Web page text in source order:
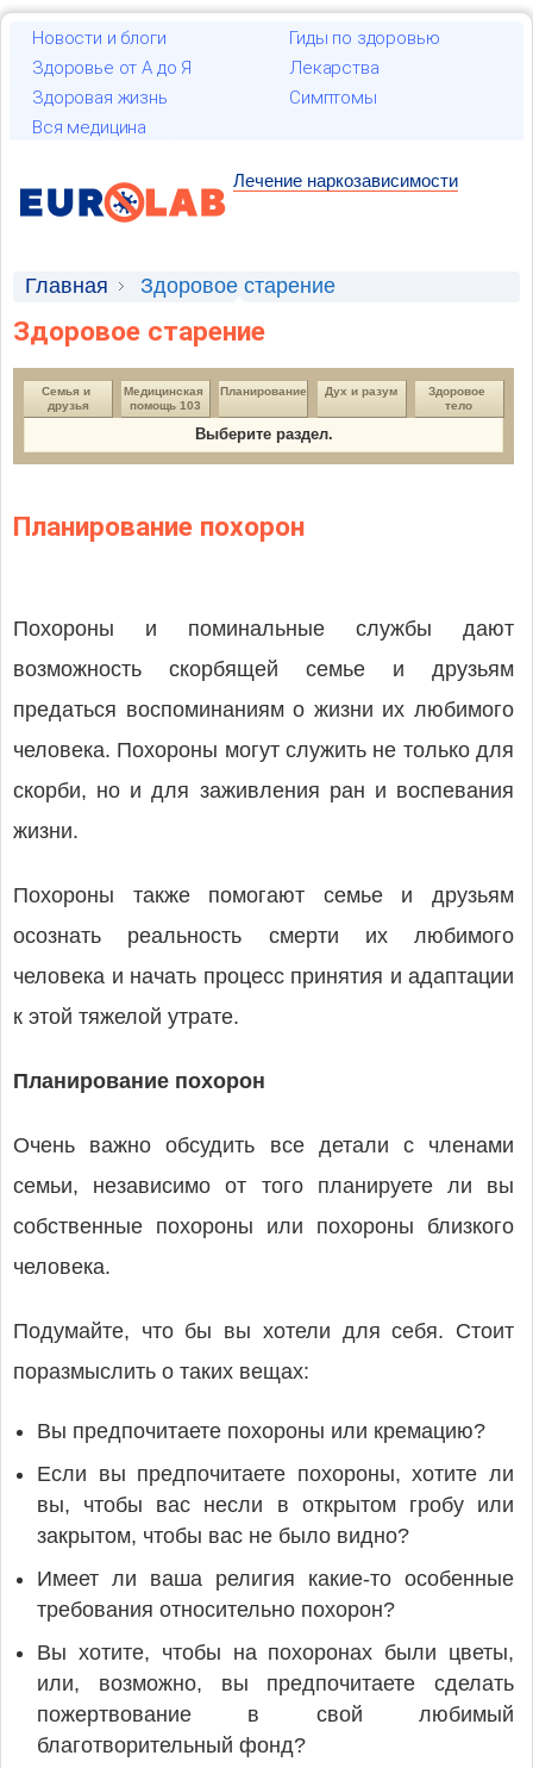
Новости и блоги
Гиды по здоровью
Здоровье от А до Я
Лекарства
Здоровая жизнь
Симптомы
Вся медицина
Лечение наркозависимости
Главная Здоровое старение
Здоровое старение
Семья и
друзья
Медицинская
помощь 103
Планирование Дух и разум
Здоровое
тело
Выберите раздел.
Планирование похорон
Похороны и поминальные службы дают
возможность скорбящей семье и друзьям
предаться воспоминаниям о жизни их любимого
человека. Похороны могут служить не только для
скорби, но и для заживления ран и воспевания
жизни.
Похороны также помогают семье и друзьям
осознать реальность смерти их любимого
человека и начать процесс принятия и адаптации
к этой тяжелой утрате.
Планирование похорон
Очень важно обсудить все детали с членами
семьи, независимо от того планируете ли вы
собственные похороны или похороны близкого
человека.
Подумайте, что бы вы хотели для себя. Стоит
поразмыслить о таких вещах:
Вы предпочитаете похороны или кремацию?
Если вы предпочитаете похороны, хотите ли
вы, чтобы вас несли в открытом гробу или
закрытом, чтобы вас не было видно?
Имеет ли ваша религия какие-то особенные
требования относительно похорон?
Вы хотите, чтобы на похоронах были цветы,
или, возможно, вы предпочитаете сделать
пожертвование в свой любимый
благотворительный фонд?